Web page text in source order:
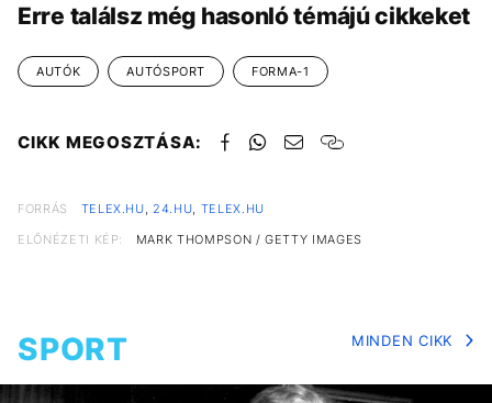
Erre találsz még hasonló témájú cikkeket
AUTÓK AUTÓSPORT FORMA-1
CIKK MEGOSZTÁSA:
FORRÁS TELEX.HU, 24.HU, TELEX.HU
ELŐNÉZETI KÉP:
MARK THOMPSON / GETTY IMAGES
SPORT MINDEN CIKK